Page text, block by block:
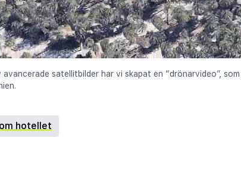
avancerade satellitbilder har vi skapat en “drönarvideo”,
hotellet